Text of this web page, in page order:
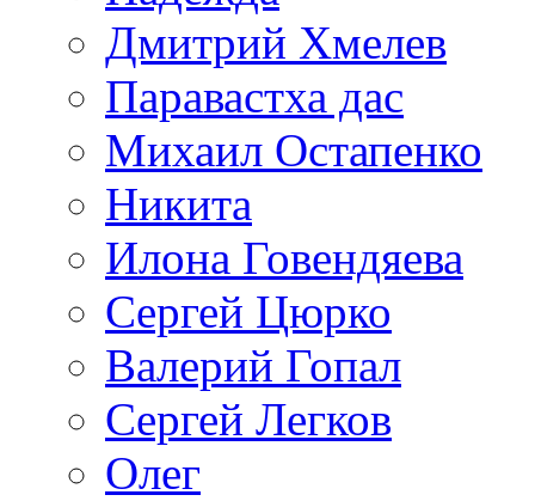
Дмитрий Хмелев
Паравастха дас
Михаил Остапенко
Никита
Илона Говендяева
Сергей Цюрко
Валерий Гопал
Сергей Легков
Олег